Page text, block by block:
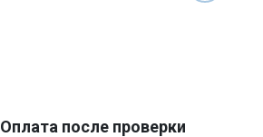
Оплата после проверки